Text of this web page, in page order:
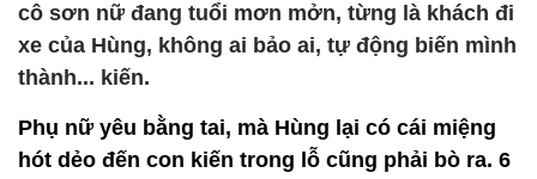
cô sơn nữ đang tuổi mơn mởn, từng là khách đi
xe của Hùng, không ai bảo ai, tự động biến mình
thành... kiến.
Phụ nữ yêu bằng tai, mà Hùng lại có cái miệng
hót dẻo đến con kiến trong lỗ cũng phải bò ra. 6